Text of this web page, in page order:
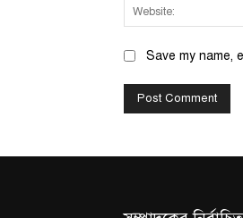
Save my name,